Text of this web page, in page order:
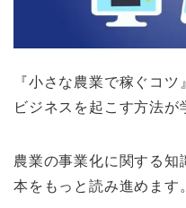
『小さな農業で稼ぐコ
ビジネスを起こす方法が
農業の事業化に関する知
本をもっと読み進めます